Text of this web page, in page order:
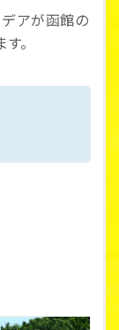
アが函館の
。